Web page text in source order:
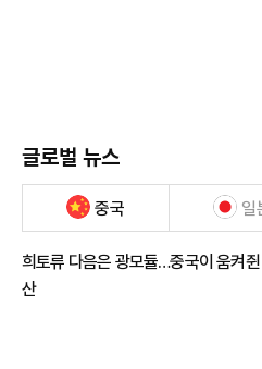
글로벌 뉴스
중국 일
희토류 다음은 광모듈…중국이 움켜
산